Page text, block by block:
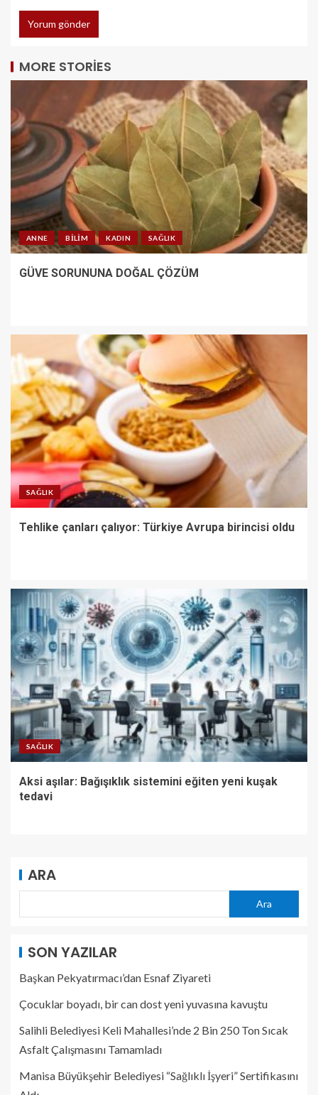
MORE STORIES
ANNE BILIM KADIN SAĞLIK
GÜVE SORUNUNA DOĞAL ÇÖZÜM
SAĞLIK
Tehlike çanları çalıyor: Türkiye Avrupa birincisi oldu
SAĞLIK
Aksi aşılar: Bağışıklık sistemini eğiten yeni kuşak
tedavi
ARA
Ara
SON YAZILAR
Başkan Pekyatırmacı’dan Esnaf Ziyareti
Çocuklar boyadı, bir can dost yeni yuvasına kavuştu
Salihli Belediyesi Keli Mahallesi’nde 2 Bin 250 Ton Sıcak
Asfalt Çalışmasını Tamamladı
Manisa Büyükşehir Belediyesi “Sağlıklı İşyeri” Sertifikasını